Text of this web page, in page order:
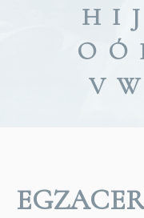
H I J
O Ó
V W